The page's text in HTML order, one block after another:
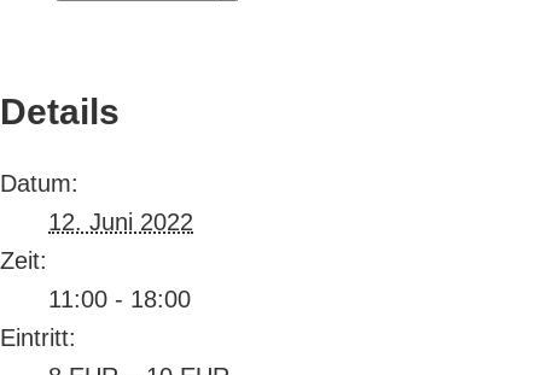
Details
Datum:
12. Juni 2022
Zeit:
11:00 - 18:00
Eintritt: